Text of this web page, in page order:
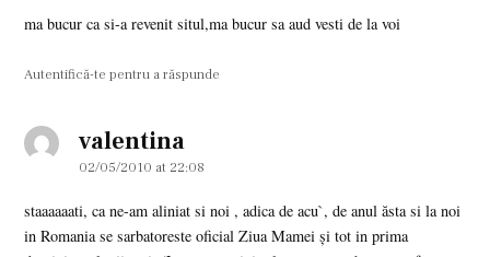
ma bucur ca si-a revenit situl,ma bucur sa aud vesti de la voi
Autentifică-te pentru a răspunde
valentina
02/05/2010 at 22:08
staaaaaati, ca ne-am aliniat si noi , adica de acu`, de anul ăsta si la noi
in Romania se sarbatoreste oficial Ziua Mamei și tot in prima